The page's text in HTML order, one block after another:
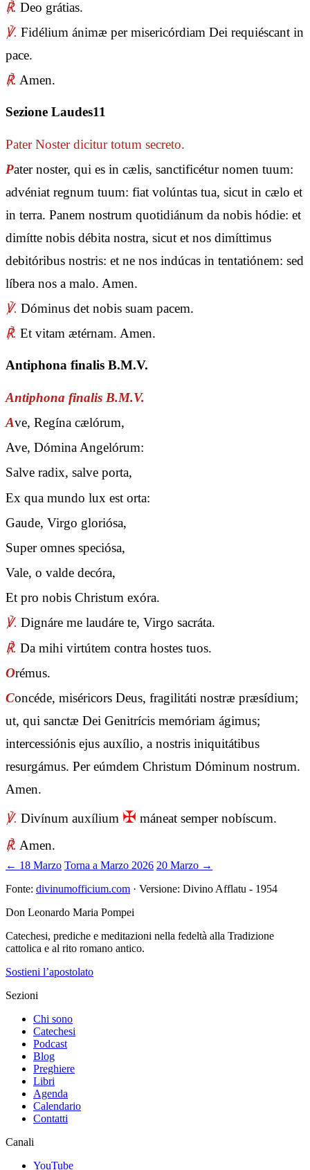
℟. Deo grátias.
℣. Fidélium ánimæ per misericórdiam Dei requiéscant in
pace.
℟. Amen.
Sezione Laudes11
Pater Nosterdicitur totum secreto.
Pater noster, qui es in cælis, sanctificétur nomen tuum:
advéniat regnum tuum: fiat volúntas tua, sicut in cælo et
in terra. Panem nostrum quotidiánum da nobis hódie: et
dimítte nobis débita nostra, sicut et nos dimíttimus
debitóribus nostris: et ne nos indúcas in tentatiónem: sed
líbera nos a malo. Amen.
℣. Dóminus det nobis suam pacem.
℟. Et vitam ætérnam. Amen.
Antiphona finalis B.M.V.
Antiphona finalis B.M.V.
Ave, Regína cælórum,
Ave, Dómina Angelórum:
Salve radix, salve porta,
Ex qua mundo lux est orta:
Gaude, Virgo gloriósa,
Super omnes speciósa,
Vale, o valde decóra,
Et pro nobis Christum exóra.
℣. Dignáre me laudáre te, Virgo sacráta.
℟. Da mihi virtútem contra hostes tuos.
Orémus.
Concéde, miséricors Deus, fragilitáti nostræ præsídium;
ut, qui sanctæ Dei Genitrícis memóriam ágimus;
intercessiónis ejus auxílio, a nostris iniquitátibus
resurgámus. Per eúmdem Christum Dóminum nostrum.
Amen.
℣. Divínum auxílium ✠ máneat semper nobíscum.
℟. Amen.
← 18 Marzo Torna a Marzo 2026 20 Marzo →
Fonte: divinumofficium.com · Versione: Divino Afflatu - 1954
Don Leonardo Maria Pompei
Catechesi, prediche e meditazioni nella fedeltà alla Tradizione
cattolica e al rito romano antico.
Sostieni l’apostolato
Sezioni
Chi sono
Catechesi
Podcast
Blog
Preghiere
Libri
Agenda
Calendario
Contatti
Canali
YouTube